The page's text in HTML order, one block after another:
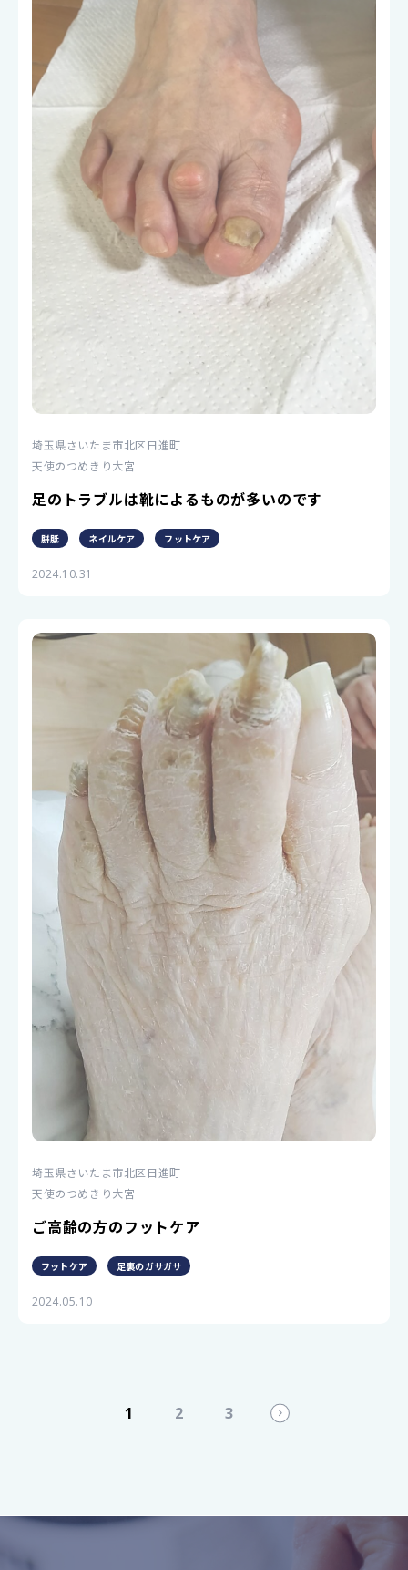
埼玉県さいたま市北区日進町
天使のつめきり大宮
足のトラブルは靴によるものが多いのです
胼胝 ネイルケア フットケア
2024.10.31
埼玉県さいたま市北区日進町
天使のつめきり大宮
ご高齢の方のフットケア
フットケア 足裏のガサガサ
2024.05.10
1 2 3